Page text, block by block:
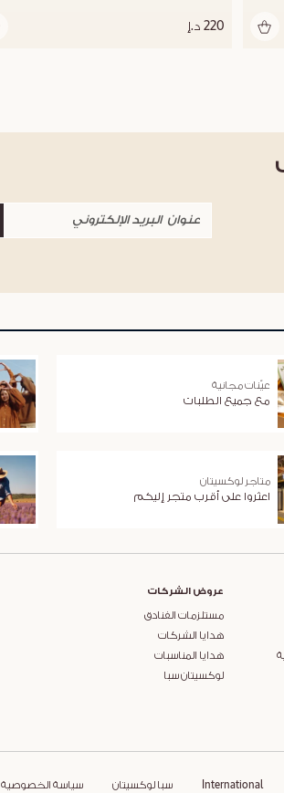
220 د.إ
عيّنات مجانية
مع جميع الطلبات
متاجر لوكسيتان
اعثروا على أقرب متجر إليكم
عروض الشركات
مستلزمات الفنادق
هدايا الشركات
هدايا المناسبات
لوكسيتان سبا
International سبا لوكسيتان سياسة الخصوصية